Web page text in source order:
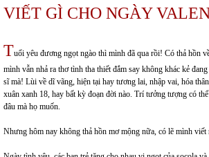
VIẾT GÌ CHO NGÀY
Tuổi yêu đương ngọt ngào thì mình đã qua rồi! Có thả hồn
mình vẫn nhả ra thơ tình tha thiết đắm say không khác kẻ
sĩ mà! Lùi về dĩ vãng, hiện tại hay tương lai, nhập vai, hóa
xuân xanh 18, hay bất kỳ đoạn đời nào. Trí tưởng tượng có
đâu mà họ muốn.
Nhưng hôm nay không thả hồn mơ mộng nữa, có lẽ mình